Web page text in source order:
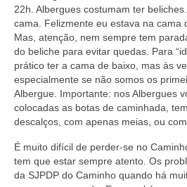
22h. Albergues costumam ter
cama. Felizmente eu estava na cama
Mas, atenção, nem sempre tem
do beliche para evitar quedas. Para
prático ter a cama de baixo, mas às
especialmente se não somos os
Albergue. Importante: nos Albergues
colocadas as botas de caminhada,
descalços, com apenas meias, ou
É muito difícil de perder-se no
tem que estar sempre atento. Os
da SJPDP do Caminho quando há